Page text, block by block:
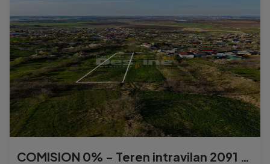
COMISION 0% - Teren intravilan 2091 mp, Mogosesti, Iasi